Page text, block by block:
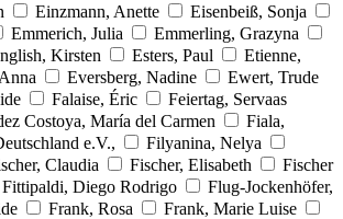
Einzmann, Anette
Eisenbeiß, Sonja
Emmerich, Julia
Emmerling, Grazyna
Kirsten Esters, Paul
Etienne,
Eversberg, Nadine
Ewert, Trude
Falaise, Éric
Feiertag, Servaas
Costoya, María del Carmen
Fiala,
e.V.,
Filyanina, Nelya
Claudia Fischer, Elisabeth
Fischer
Fittipaldi, Diego Rodrigo
Flug-Jockenhöfer,
Frank, Rosa
Frank, Marie Luise